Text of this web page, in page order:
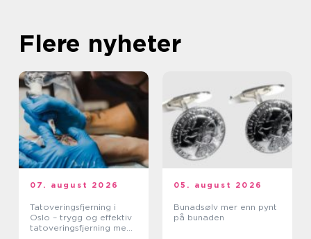
Flere nyheter
07. august 2026
Tatoveringsfjerning i
Oslo – trygg og effektiv
tatoveringsfjerning med
05. august 2026
Bunadsølv mer enn pynt
på bunaden